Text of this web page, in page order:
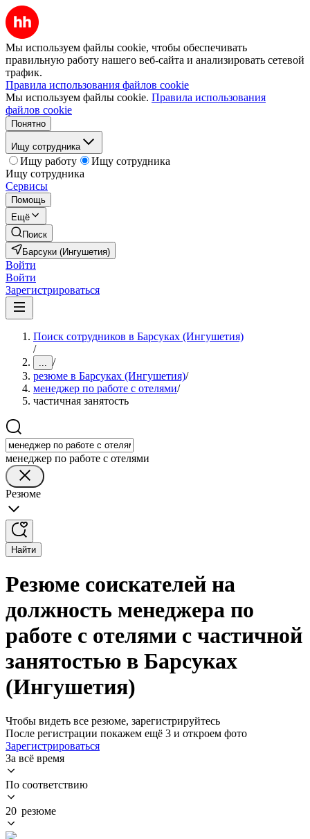
Мы используем файлы cookie, чтобы обеспечивать
правильную работу нашего веб-сайта и анализировать сетевой
трафик.
Правила использования файлов cookie
Мы используем файлы cookie. Правила использования
файлов cookie
Понятно
Ищу сотрудника
Ищу работу
Ищу сотрудника
Ищу сотрудника
Сервисы
Помощь
Ещё
Поиск
Барсуки (Ингушетия)
Войти
Войти
Зарегистрироваться
Поиск сотрудников в Барсуках (Ингушетия)
/
... /
резюме в Барсуках (Ингушетия)/
менеджер по работе с отелями/
частичная занятость
менеджер по работе с отелями
Резюме
Найти
Резюме соискателей на
должность менеджера по
работе с отелями с частичной
занятостью в Барсуках
(Ингушетия)
Чтобы видеть все резюме, зарегистрируйтесь
После регистрации покажем ещё 3 и откроем фото
Зарегистрироваться
За всё время
По соответствию
20 резюме